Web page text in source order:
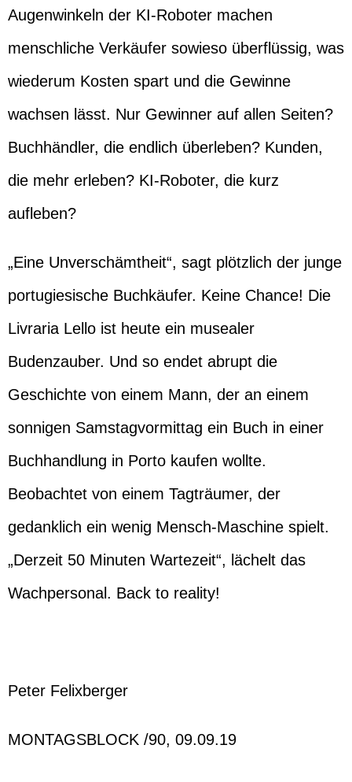
Augenwinkeln der KI-Roboter machen
menschliche Verkäufer sowieso überflüssig, was
wiederum Kosten spart und die Gewinne
wachsen lässt. Nur Gewinner auf allen Seiten?
Buchhändler, die endlich überleben? Kunden,
die mehr erleben? KI-Roboter, die kurz
aufleben?
„Eine Unverschämtheit“, sagt plötzlich der junge
portugiesische Buchkäufer. Keine Chance! Die
Livraria Lello ist heute ein musealer
Budenzauber. Und so endet abrupt die
Geschichte von einem Mann, der an einem
sonnigen Samstagvormittag ein Buch in einer
Buchhandlung in Porto kaufen wollte.
Beobachtet von einem Tagträumer, der
gedanklich ein wenig Mensch-Maschine spielt.
„Derzeit 50 Minuten Wartezeit“, lächelt das
Wachpersonal. Back to reality!
Peter Felixberger
MONTAGSBLOCK /90, 09.09.19